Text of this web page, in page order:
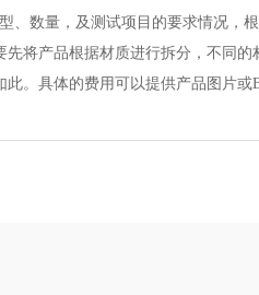
、数量，及测试项目的要求情况，
将产品根据材质进行拆分，不同
。具体的费用可以提供产品图片或